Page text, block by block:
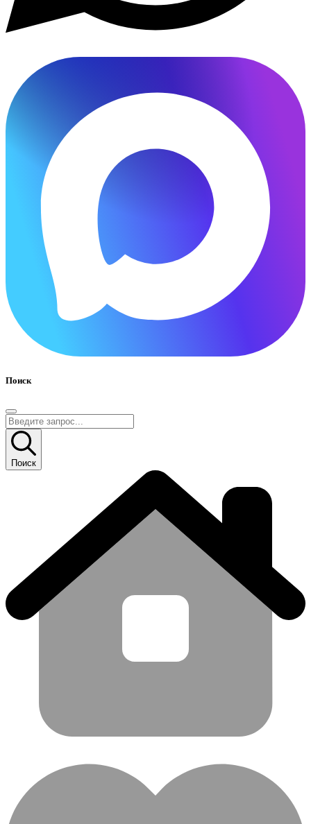
Поиск
Поиск